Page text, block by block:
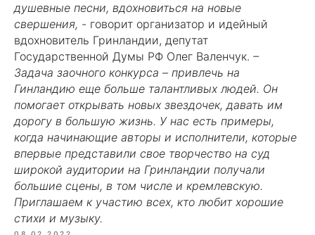
душевные песни, вдохновиться на новые
свершения, - говорит организатор и идейный
вдохновитель Гринландии, депутат
Государственной Думы РФ Олег Валенчук. –
Задача заочного конкурса – привлечь на
Гинландию еще больше талантливых людей. Он
помогает открывать новых звездочек, давать им
дорогу в большую жизнь. У нас есть примеры,
когда начинающие авторы и исполнители, которые
впервые представили свое творчество на суд
широкой аудитории на Гринландии получали
большие сцены, в том числе и кремлевскую.
Приглашаем к участию всех, кто любит хорошие
стихи и музыку.